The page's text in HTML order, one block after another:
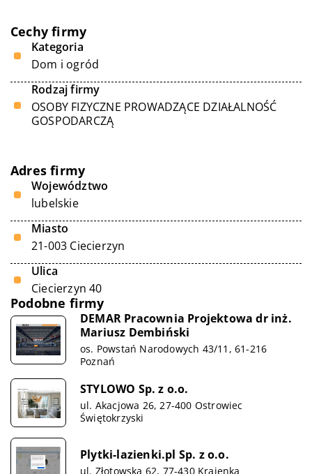
Cechy firmy
Kategoria
Dom i ogród
Rodzaj firmy
OSOBY FIZYCZNE PROWADZĄCE DZIAŁALNOŚĆ
GOSPODARCZĄ
Adres firmy
Województwo
lubelskie
Miasto
21-003 Ciecierzyn
Ulica
Ciecierzyn 40
Podobne firmy
DEMAR Pracownia Projektowa dr inż.
Mariusz Dembiński
os. Powstań Narodowych 43/11, 61-216
Poznań
STYLOWO Sp. z o.o.
ul. Akacjowa 26, 27-400 Ostrowiec
Świętokrzyski
Plytki-lazienki.pl Sp. z o.o.
ul. Złotowska 62, 77-430 Krajenka